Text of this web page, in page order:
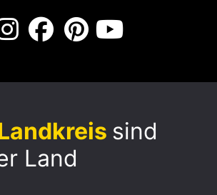
sind
Land